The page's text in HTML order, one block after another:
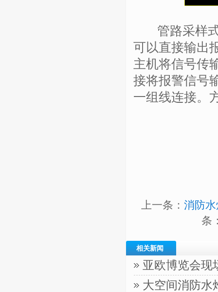
管路采样式
可以直接输出
主机将信号传
接将报警信号
一组线连接。
上一条： 消防
条
相关新闻
亚欧博览会现
大空间消防水